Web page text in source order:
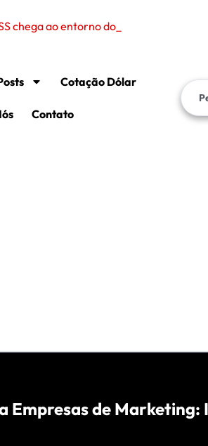
chega ao entorno do presidente Lula
Cotação Dólar
Contato
Empresas de